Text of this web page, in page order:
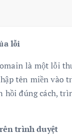
lỗi
là một lỗi
tên miền vào
hồi đúng cách,
trình duyệt